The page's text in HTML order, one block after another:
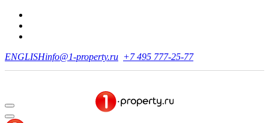
ENGLISHinfo@1-property.ru +7 495 777-25-77